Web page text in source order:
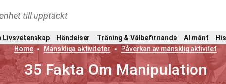
till upptäckt
Livsvetenskap Händelser Träning & Välbefinnande Allmänt
Home
Mänskliga aktiviteter Påverkan av mänsklig aktivitet
35 Fakta Om Manipulation